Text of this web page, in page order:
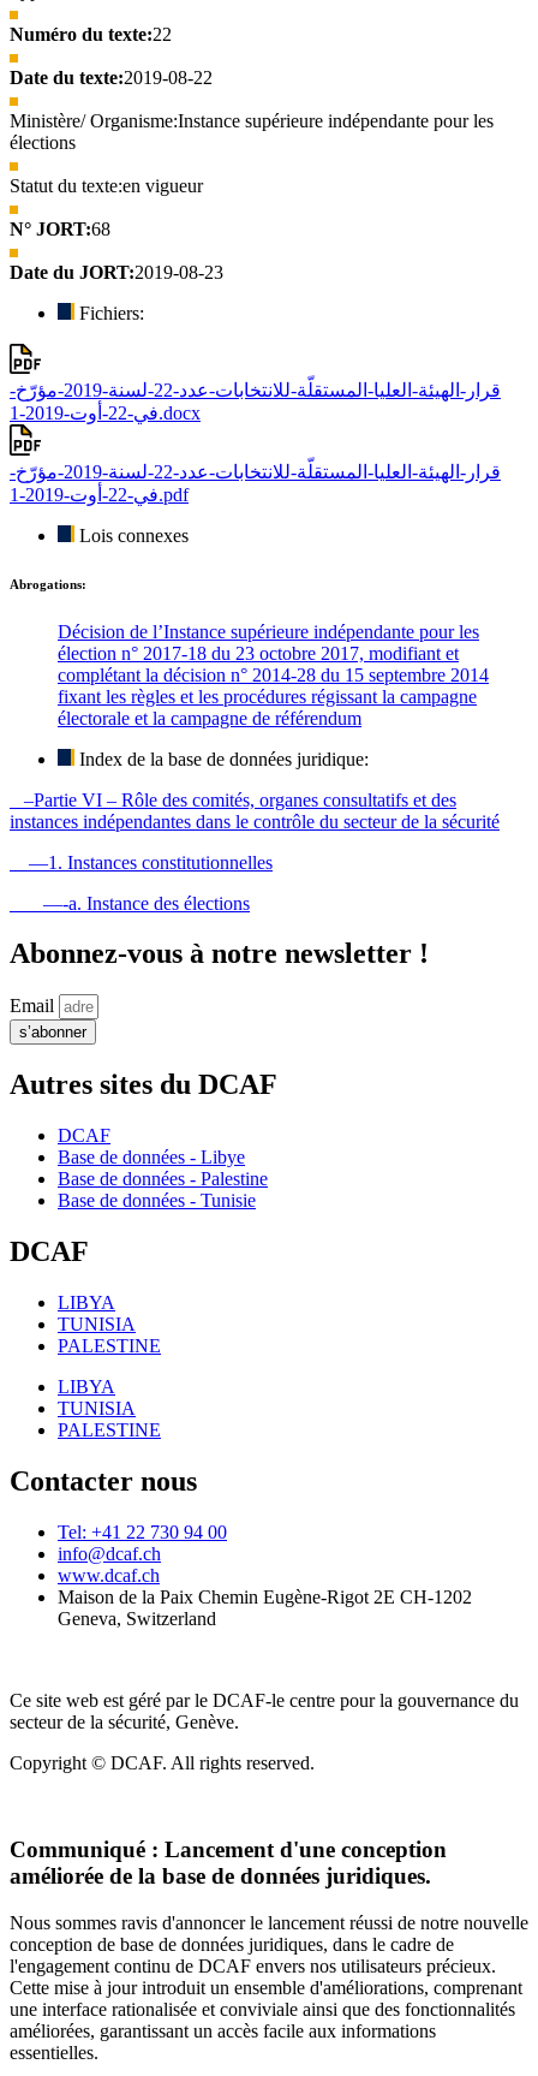
Numéro du texte:22
Date du texte:2019-08-22
Ministère/ Organisme:Instance supérieure indépendante pour les
élections
Statut du texte:en vigueur
N° JORT:68
Date du JORT:2019-08-23
Fichiers:
قرار-الهيئة-العليا-المستقلّة-للانتخابات-عدد-22-لسنة-2019-مؤرّخ-
في-22-أوت-2019-1.docx
قرار-الهيئة-العليا-المستقلّة-للانتخابات-عدد-22-لسنة-2019-مؤرّخ-
في-22-أوت-2019-1.pdf
Lois connexes
Abrogations:
Décision de l’Instance supérieure indépendante pour les
élection n° 2017-18 du 23 octobre 2017, modifiant et
complétant la décision n° 2014-28 du 15 septembre 2014
fixant les règles et les procédures régissant la campagne
électorale et la campagne de référendum
Index de la base de données juridique:
–Partie VI – Rôle des comités, organes consultatifs et des
instances indépendantes dans le contrôle du secteur de la sécurité
—1. Instances constitutionnelles
—-a. Instance des élections
Abonnez-vous à notre newsletter !
Email
s’abonner
Autres sites du DCAF
DCAF
Base de données - Libye
Base de données - Palestine
Base de données - Tunisie
DCAF
LIBYA
TUNISIA
PALESTINE
LIBYA
TUNISIA
PALESTINE
Contacter nous
Tel: +41 22 730 94 00
info@dcaf.ch
www.dcaf.ch
Maison de la Paix Chemin Eugène-Rigot 2E CH-1202
Geneva, Switzerland
Ce site web est géré par le DCAF-le centre pour la gouvernance du
secteur de la sécurité, Genève.
Copyright © DCAF. All rights reserved.
Communiqué : Lancement d'une conception
améliorée de la base de données juridiques.
Nous sommes ravis d'annoncer le lancement réussi de notre nouvelle
conception de base de données juridiques, dans le cadre de
l'engagement continu de DCAF envers nos utilisateurs précieux.
Cette mise à jour introduit un ensemble d'améliorations, comprenant
une interface rationalisée et conviviale ainsi que des fonctionnalités
améliorées, garantissant un accès facile aux informations
essentielles.